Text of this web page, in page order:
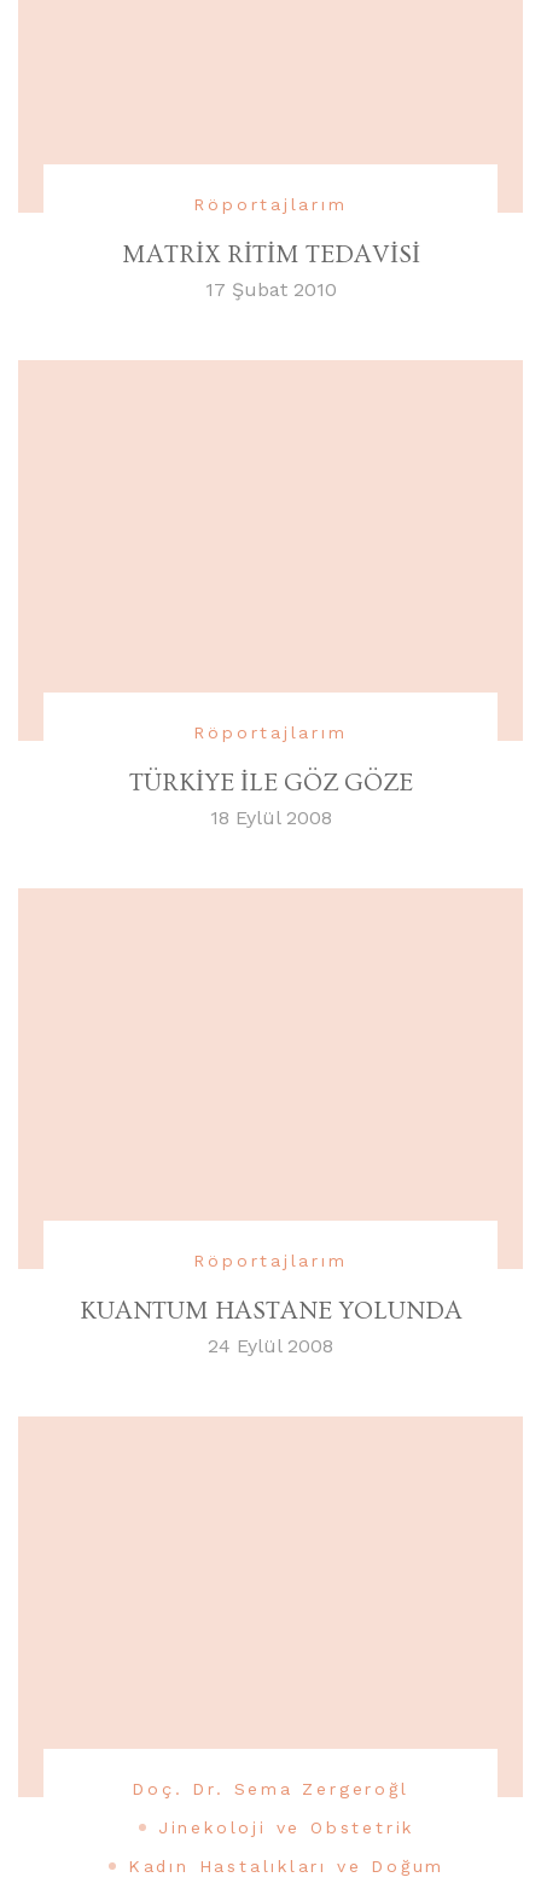
Röportajlarım
MATRİX RİTİM TEDAVİSİ
17 Şubat 2010
Röportajlarım
TÜRKİYE İLE GÖZ GÖZE
18 Eylül 2008
Röportajlarım
KUANTUM HASTANE YOLUNDA
24 Eylül 2008
Doç. Dr. Sema Zergeroğl
Jinekoloji ve Obstetrik
Kadın Hastalıkları ve Doğum